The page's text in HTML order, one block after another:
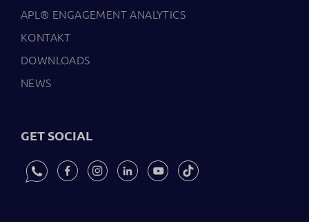
APL® ENGAGEMENT ANALYTICS
KONTAKT
DOWNLOADS
NEWS
GET SOCIAL